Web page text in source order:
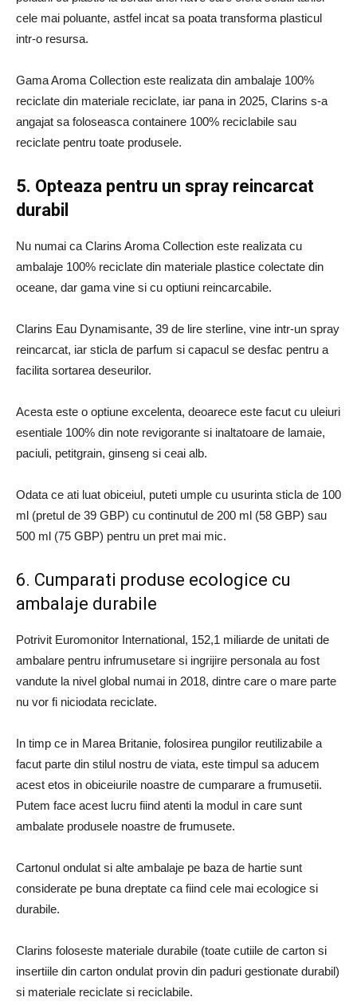
cele mai poluante, astfel incat sa poata transforma plasticul
intr-o resursa.
Gama Aroma Collection este realizata din ambalaje 100%
reciclate din materiale reciclate, iar pana in 2025, Clarins s-a
angajat sa foloseasca containere 100% reciclabile sau
reciclate pentru toate produsele.
5. Opteaza pentru un spray reincarcat
durabil
Nu numai ca Clarins Aroma Collection este realizata cu
ambalaje 100% reciclate din materiale plastice colectate din
oceane, dar gama vine si cu optiuni reincarcabile.
Clarins Eau Dynamisante, 39 de lire sterline, vine intr-un spray
reincarcat, iar sticla de parfum si capacul se desfac pentru a
facilita sortarea deseurilor.
Acesta este o optiune excelenta, deoarece este facut cu uleiuri
esentiale 100% din note revigorante si inaltatoare de lamaie,
paciuli, petitgrain, ginseng si ceai alb.
Odata ce ati luat obiceiul, puteti umple cu usurinta sticla de 100
ml (pretul de 39 GBP) cu continutul de 200 ml (58 GBP) sau
500 ml (75 GBP) pentru un pret mai mic.
6. Cumparati produse ecologice cu
ambalaje durabile
Potrivit Euromonitor International, 152,1 miliarde de unitati de
ambalare pentru infrumusetare si ingrijire personala au fost
vandute la nivel global numai in 2018, dintre care o mare parte
nu vor fi niciodata reciclate.
In timp ce in Marea Britanie, folosirea pungilor reutilizabile a
facut parte din stilul nostru de viata, este timpul sa aducem
acest etos in obiceiurile noastre de cumparare a frumusetii.
Putem face acest lucru fiind atenti la modul in care sunt
ambalate produsele noastre de frumusete.
Cartonul ondulat si alte ambalaje pe baza de hartie sunt
considerate pe buna dreptate ca fiind cele mai ecologice si
durabile.
Clarins foloseste materiale durabile (toate cutiile de carton si
insertiile din carton ondulat provin din paduri gestionate durabil)
si materiale reciclate si reciclabile.